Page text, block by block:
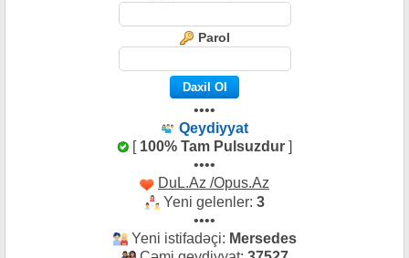
Parol
••••
Qeydiyyat
[ 100% Tam Pulsuzdur ]
••••
DuL.Az /Opus.Az
Yeni gelenler: 3
••••
Yeni istifadəçi: Mersedes